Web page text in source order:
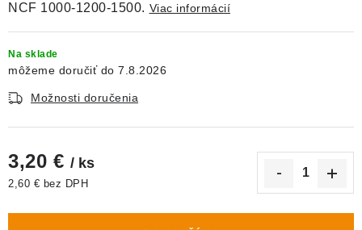
Moja objednávka
NCF 1000-1200-1500. Viac informácií
Na sklade
7.8.2026
Možnosti doručenia
3,20 € / ks
2,60 € bez DPH